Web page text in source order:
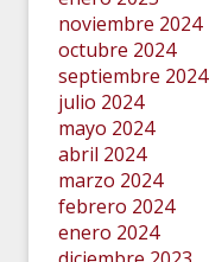
noviembre 2024
octubre 2024
septiembre 2024
julio 2024
mayo 2024
abril 2024
marzo 2024
febrero 2024
enero 2024